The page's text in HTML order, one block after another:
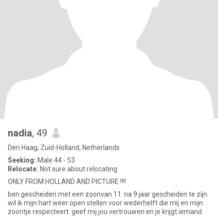
nadia, 49
Den Haag, Zuid-Holland, Netherlands
Seeking: Male 44 - 53
Relocate: Not sure about relocating
ONLY FROM HOLLAND AND PICTURE !!!!
ben gescheiden met een zoonvan 11. na 9 jaar gescheiden te zijn
wil ik mijn hart weer open stellen voor wederhelft die mij en mijn
zoontje respecteert. geef mij jou vertrouwen en je krijgt iemand